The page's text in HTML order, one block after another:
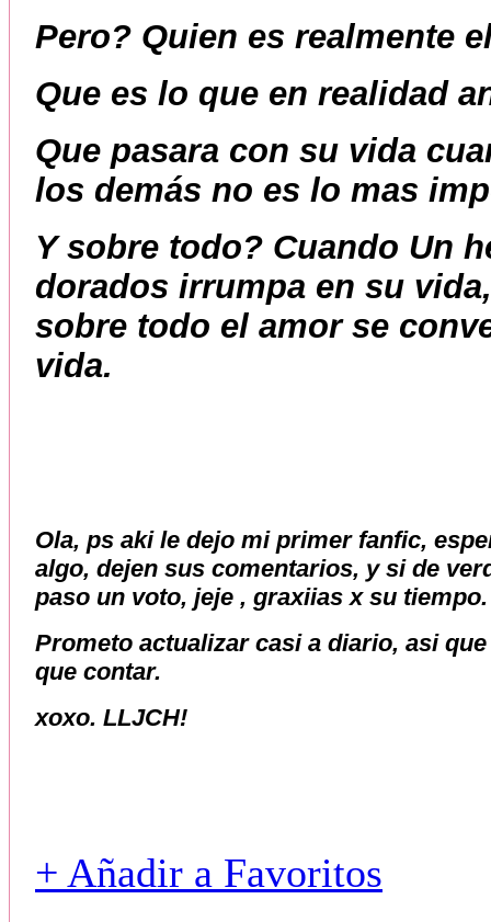
Pero? Quien es realmente
Que es lo que en realidad
Que pasara con su vida
los demás no es lo mas
Y sobre todo? Cuando Un
dorados irrumpa en su
sobre todo el amor se
vida.
Ola, ps aki le dejo mi primer fanfic,
algo, dejen sus comentarios, y si de
paso un voto, jeje , graxiias x su
Prometo actualizar casi a diario, asi
que contar.
xoxo. LLJCH!
+ Añadir a Favoritos